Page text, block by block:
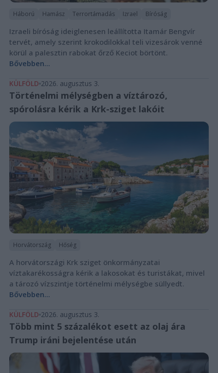
Háború Hamász Terrortámadás Izrael Bíróság
Izraeli bíróság ideiglenesen leállította Itamár Bengvír
tervét, amely szerint krokodilokkal teli vizesárok venné
körül a palesztin rabokat őrző Keciot börtönt.
Bővebben...
KÜLFÖLD 2026. augusztus 3.
Történelmi mélységben a víztározó,
spórolásra kérik a Krk-sziget lakóit
Horvátország Hőség
A horvátországi Krk sziget önkormányzatai
víztakarékosságra kérik a lakosokat és turistákat, mivel
a tározó vízszintje történelmi mélységbe süllyedt.
Bővebben...
KÜLFÖLD 2026. augusztus 3.
Több mint 5 százalékot esett az olaj ára
Trump iráni bejelentése után